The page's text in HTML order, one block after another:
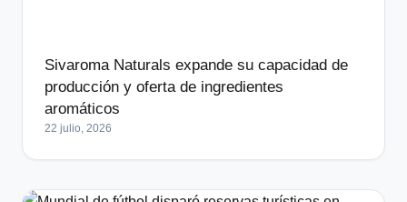
Sivaroma Naturals expande su capacidad de
producción y oferta de ingredientes
aromáticos
22 julio, 2026